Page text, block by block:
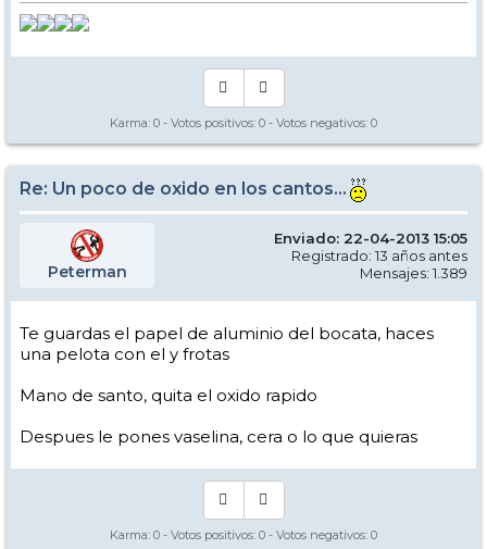
Karma: 0 - Votos positivos: 0 - Votos negativos: 0
Re: Un poco de oxido en los cantos...
Peterman
Enviado: 22-04-2013 15:05
Registrado: 13 años antes
Mensajes: 1.389
Te guardas el papel de aluminio del bocata, haces
una pelota con el y frotas
Mano de santo, quita el oxido rapido
Despues le pones vaselina, cera o lo que quieras
Karma: 0 - Votos positivos: 0 - Votos negativos: 0